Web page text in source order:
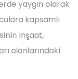
yaygın olarak
kapsamlı
inşaat,
alanlarındaki